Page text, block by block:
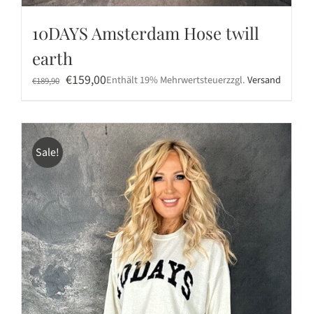
10DAYS Amsterdam Hose twill
earth
€189,90 Ursprünglicher
€189,90
€159,00Aktueller
€159,00.
Enthält 19% Mehrwertsteuerzzgl.Versand
Sale!